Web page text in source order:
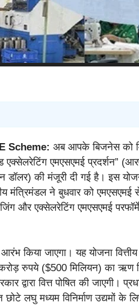
Scheme: अब आपके बिजनेस को
एक्सेलरेटिंग एमएसएमई प्रदर्शन”
की मंजूरी दी गई है। इस
मंत्रिमंडल ने बुधवार को एमएसएमई
और एक्सेलरेटिंग एमएसएमई
किया जाएगा। यह योजना
रुपये ($500 मिलियन) का ऋण
द्वारा वित्त पोषित की जाएगी।
छोटे लघु मध्यम विनिर्माण